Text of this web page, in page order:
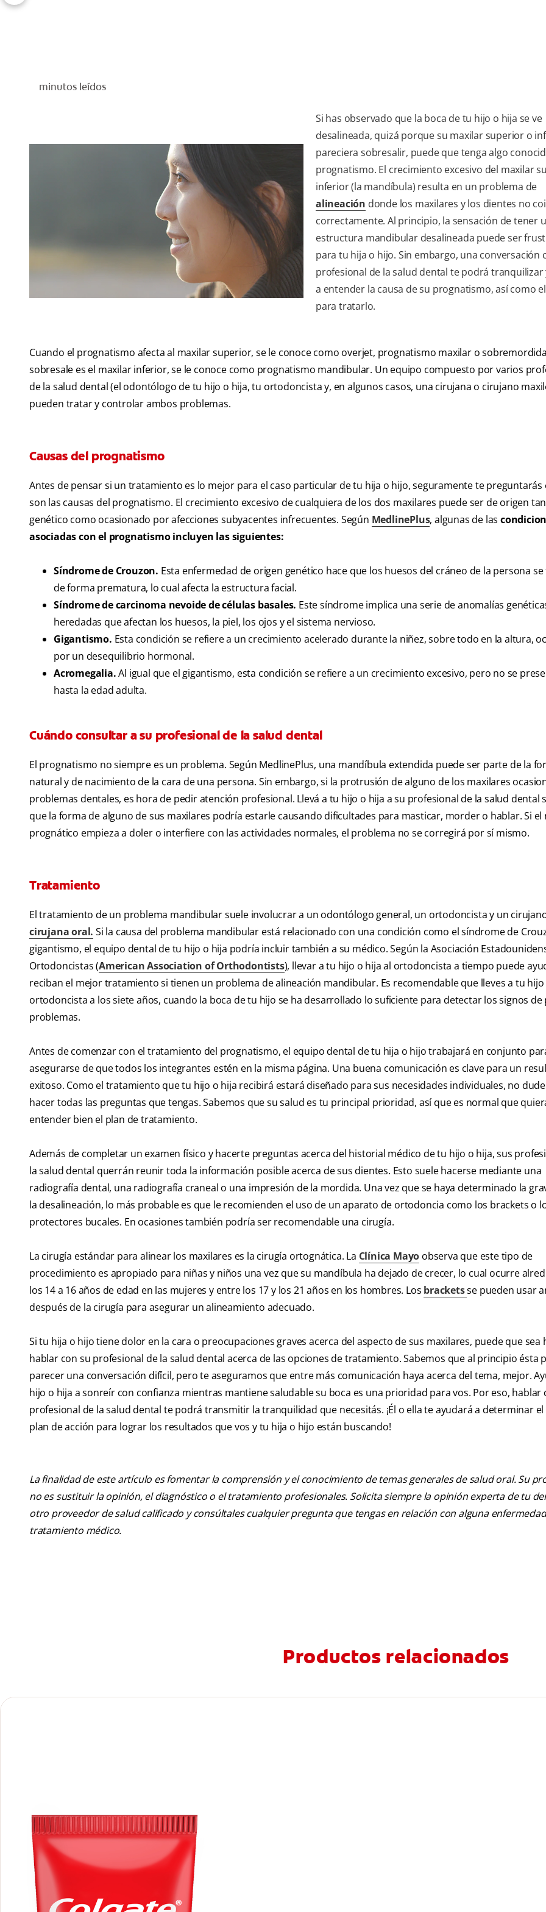
minutos leídos
Si has observado que la boca de tu hijo o hija se ve
desalineada, quizá porque su maxilar superior o
pareciera sobresalir, puede que tenga algo
prognatismo. El crecimiento excesivo del maxilar
inferior (la mandíbula) resulta en un problema de
alineación donde los maxilares y los dientes no
correctamente. Al principio, la sensación de tener
estructura mandibular desalineada puede ser
para tu hija o hijo. Sin embargo, una conversación
profesional de la salud dental te podrá tranquilizar
a entender la causa de su prognatismo, así como
para tratarlo.
Cuando el prognatismo afecta al maxilar superior, se le conoce como overjet, prognatismo maxilar o
sobresale es el maxilar inferior, se le conoce como prognatismo mandibular. Un equipo compuesto por varios
de la salud dental (el odontólogo de tu hijo o hija, tu ortodoncista y, en algunos casos, una cirujana o cirujano
pueden tratar y controlar ambos problemas.
Causas del prognatismo
Antes de pensar si un tratamiento es lo mejor para el caso particular de tu hija o hijo, seguramente te preguntarás
son las causas del prognatismo. El crecimiento excesivo de cualquiera de los dos maxilares puede ser de origen
genético como ocasionado por afecciones subyacentes infrecuentes. Según MedlinePlus, algunas de las
asociadas con el prognatismo incluyen las siguientes:
Síndrome de Crouzon. Esta enfermedad de origen genético hace que los huesos del cráneo de la persona
de forma prematura, lo cual afecta la estructura facial.
Síndrome de carcinoma nevoide de células basales. Este síndrome implica una serie de anomalías
heredadas que afectan los huesos, la piel, los ojos y el sistema nervioso.
Gigantismo. Esta condición se refiere a un crecimiento acelerado durante la niñez, sobre todo en la altura,
por un desequilibrio hormonal.
Acromegalia.Al igual que el gigantismo, esta condición se refiere a un crecimiento excesivo, pero no se
hasta la edad adulta.
Cuándo consultar a su profesional de la salud dental
El prognatismo no siempre es un problema. Según MedlinePlus, una mandíbula extendida puede ser parte de la
natural y de nacimiento de la cara de una persona. Sin embargo, si la protrusión de alguno de los maxilares
problemas dentales, es hora de pedir atención profesional. Llevá a tu hijo o hija a su profesional de la salud dental
que la forma de alguno de sus maxilares podría estarle causando dificultades para masticar, morder o hablar. Si el
prognático empieza a doler o interfiere con las actividades normales, el problema no se corregirá por sí mismo.
Tratamiento
El tratamiento de un problema mandibular suele involucrar a un odontólogo general, un ortodoncista y un
cirujana oral. Si la causa del problema mandibular está relacionado con una condición como el síndrome de
gigantismo, el equipo dental de tu hijo o hija podría incluir también a su médico. Según la Asociación
Ortodoncistas (American Association of Orthodontists), llevar a tu hijo o hija al ortodoncista a tiempo puede
reciban el mejor tratamiento si tienen un problema de alineación mandibular. Es recomendable que lleves a tu hijo
ortodoncista a los siete años, cuando la boca de tu hijo se ha desarrollado lo suficiente para detectar los signos de
problemas.
Antes de comenzar con el tratamiento del prognatismo, el equipo dental de tu hija o hijo trabajará en conjunto
asegurarse de que todos los integrantes estén en la misma página. Una buena comunicación es clave para un
exitoso. Como el tratamiento que tu hijo o hija recibirá estará diseñado para sus necesidades individuales, no
hacer todas las preguntas que tengas. Sabemos que su salud es tu principal prioridad, así que es normal que
entender bien el plan de tratamiento.
Además de completar un examen físico y hacerte preguntas acerca del historial médico de tu hijo o hija, sus
la salud dental querrán reunir toda la información posible acerca de sus dientes. Esto suele hacerse mediante una
radiografía dental, una radiografía craneal o una impresión de la mordida. Una vez que se haya determinado la
la desalineación, lo más probable es que le recomienden el uso de un aparato de ortodoncia como los brackets o
protectores bucales. En ocasiones también podría ser recomendable una cirugía.
La cirugía estándar para alinear los maxilares es la cirugía ortognática. La Clínica Mayo observa que este tipo de
procedimiento es apropiado para niñas y niños una vez que su mandíbula ha dejado de crecer, lo cual ocurre
los 14 a 16 años de edad en las mujeres y entre los 17 y los 21 años en los hombres. Los bracketsse pueden usar
después de la cirugía para asegurar un alineamiento adecuado.
Si tu hija o hijo tiene dolor en la cara o preocupaciones graves acerca del aspecto de sus maxilares, puede que sea
hablar con su profesional de la salud dental acerca de las opciones de tratamiento. Sabemos que al principio ésta
parecer una conversación difícil, pero te aseguramos que entre más comunicación haya acerca del tema, mejor.
hijo o hija a sonreír con confianza mientras mantiene saludable su boca es una prioridad para vos. Por eso, hablar
profesional de la salud dental te podrá transmitir la tranquilidad que necesitás. ¡Él o ella te ayudará a determinar
plan de acción para lograr los resultados que vos y tu hija o hijo están buscando!
La finalidad de este artículo es fomentar la comprensión y el conocimiento de temas generales de salud oral. Su
no es sustituir la opinión, el diagnóstico o el tratamiento profesionales. Solicita siempre la opinión experta de tu
otro proveedor de salud calificado y consúltales cualquier pregunta que tengas en relación con alguna
tratamiento médico.
Productos relacionados